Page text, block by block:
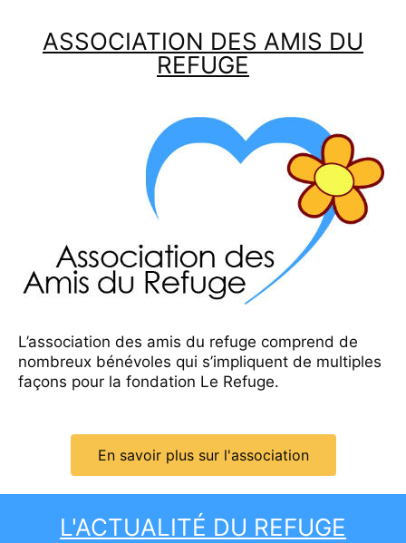
ASSOCIATION DES AMIS DU
REFUGE
L’association des amis du refuge comprend de
nombreux bénévoles qui s’impliquent de multiples
façons pour la fondation Le Refuge.
En savoir plus sur l'association
L'ACTUALITÉ DU REFUGE